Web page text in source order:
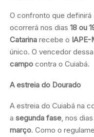
O confronto que
ocorrerá nos dias 18 ou
Catarina recebe o IAPE-
único. O vencedor
campo contra o Cuiabá.
A estreia do Dourado
A estreia do Cuiabá na
a segunda fase, nos dias
março. Como o